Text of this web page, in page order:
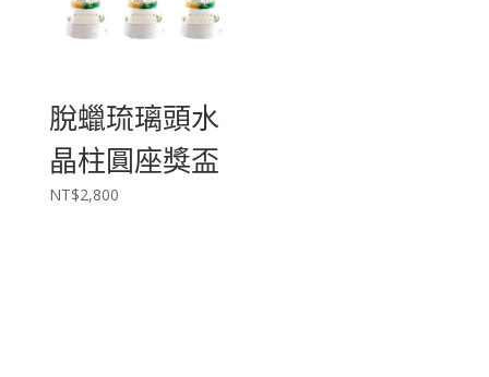
脫蠟琉璃頭水
晶柱圓座獎盃
NT$2,800